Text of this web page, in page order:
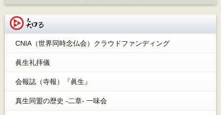
CNIA（世界同時念仏会）クラウドファンディング
眞生礼拝儀
会報誌（寺報）『眞生』
真生同盟の歴史 -二章- 一味会